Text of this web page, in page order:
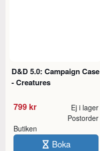
D&D 5.0: Campaign Case
- Creatures
799 kr Ej i lager
Butiken
Postorder
Boka